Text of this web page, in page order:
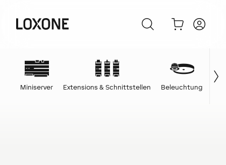
Miniserver Extensions & Schnittstellen Beleuchtung